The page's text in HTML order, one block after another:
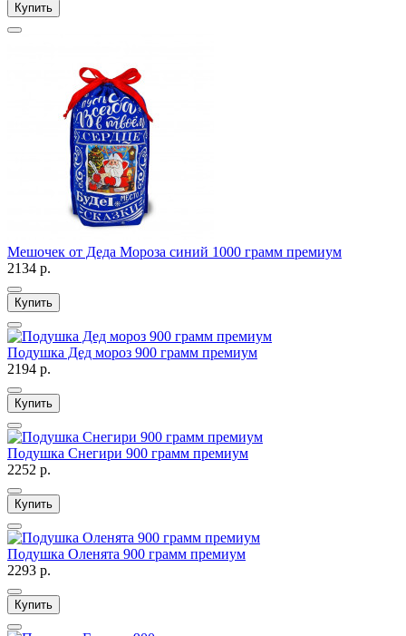
Купить
Мешочек от Деда Мороза синий 1000 грамм премиум
2134 р.
Купить
Подушка Дед мороз 900 грамм премиум
2194 р.
Купить
Подушка Снегири 900 грамм премиум
2252 р.
Купить
Подушка Оленята 900 грамм премиум
2293 р.
Купить